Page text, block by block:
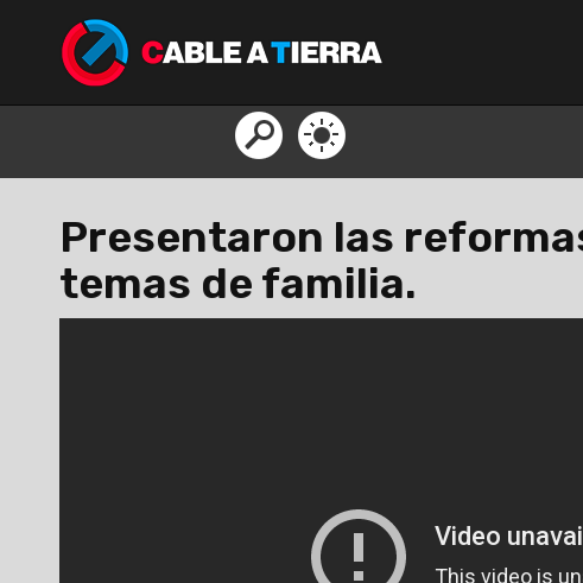
Presentaron las
temas de familia.